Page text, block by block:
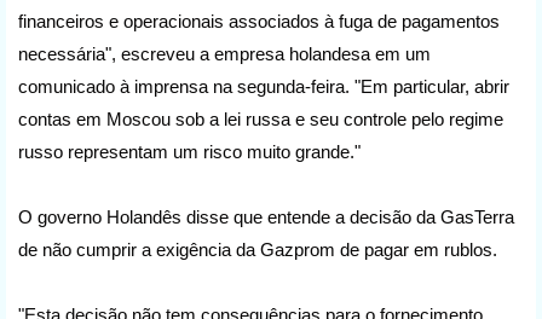
financeiros e operacionais associados à fuga de pagamentos
necessária", escreveu a empresa holandesa em um
comunicado à imprensa na segunda-feira. "Em particular, abrir
contas em Moscou sob a lei russa e seu controle pelo regime
russo representam um risco muito grande."
O governo Holandês disse que entende a decisão da GasTerra
de não cumprir a exigência da Gazprom de pagar em rublos.
"Esta decisão não tem consequências para o fornecimento